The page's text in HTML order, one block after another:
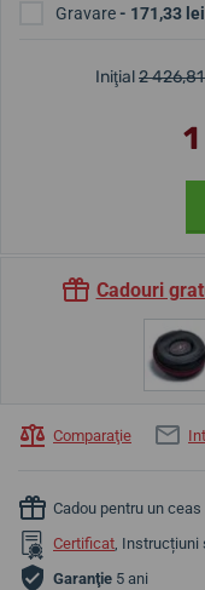
Gravare- 171,33 lei
Iniţial2
Cadouri
Comparaţie
Cadou pentru un ceas
Certificat, Instrucțiuni
Garanţie 5 ani